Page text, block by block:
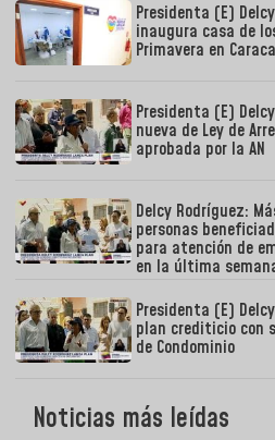
Presidenta (E)
inaugura casa de
Primavera en
Presidenta (E)
nueva de Ley de
aprobada por la AN
Delcy Rodríguez:
personas
para atención de
en la última
Presidenta (E)
plan crediticio con
de Condominio
Noticias más leídas